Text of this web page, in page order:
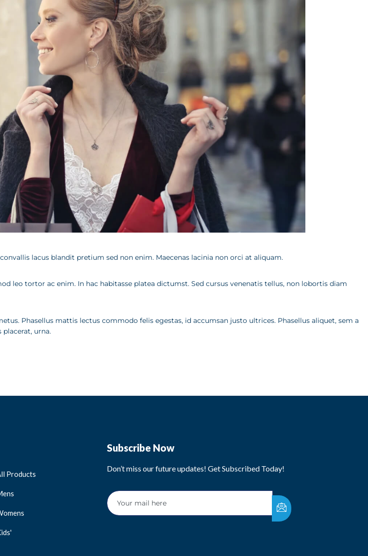
lacus blandit pretium sed non enim. Maecenas lacinia non orci at aliquam.
leo tortor ac enim. In hac habitasse platea dictumst. Sed cursus venenatis tellus, non lobortis diam
Phasellus mattis lectus commodo felis egestas, id accumsan justo ultrices. Phasellus aliquet, sem a
placerat, urna.
Products
Subscribe Now
Don’t miss our future updates! Get Subscribed Today!